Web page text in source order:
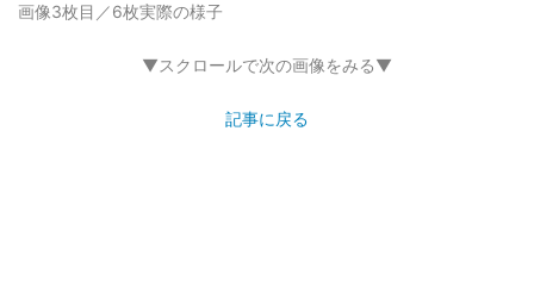
画像3枚目／6枚実際の様子
▼スクロールで次の画像をみる▼
記事に戻る